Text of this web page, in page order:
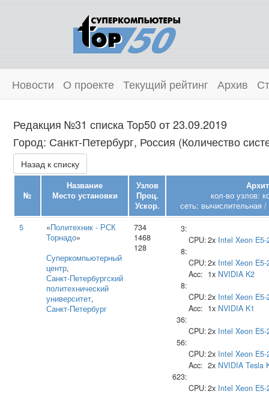
Новости О проекте Текущий рейтинг Архив
Редакция №31 списка Top50 от 23.09.2019
Город: Санкт-Петербург, Россия (Количество
Назад к списку
№
Название
Место установки
Узлов
Проц.
Ускор.
кол-во узлов:
сеть: вычислительная /
5
«Политехник - РСК
Торнадо»
Суперкомпьютерный
центр,
Санкт‑Петербургский
политехнический
университет,
Санкт-Петербург
734
1468
128
3:
CPU:2x Intel Xeon E5-
8:
CPU:2x Intel Xeon E5-
Acc: 1x NVIDIA K2
8:
CPU:2x Intel Xeon E5-
Acc: 1x NVIDIA K1
36:
CPU:2x Intel Xeon E5-
56:
CPU:2x Intel Xeon E5-
Acc: 2x NVIDIA Tesla
623:
CPU:2x Intel Xeon E5-